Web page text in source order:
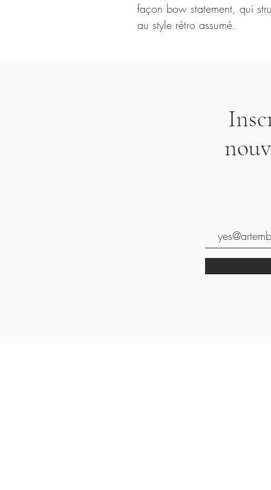
façon bow statement, qui
au style rétro assumé.